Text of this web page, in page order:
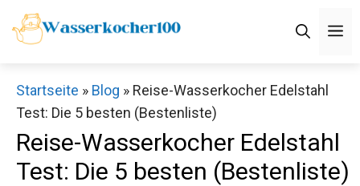
Zum
Inhalt
Startseite » Blog » Reise-Wasserkocher Edelstahl
Test: Die 5 besten (Bestenliste)
Reise-Wasserkocher Edelstahl
Test: Die 5 besten (Bestenliste)